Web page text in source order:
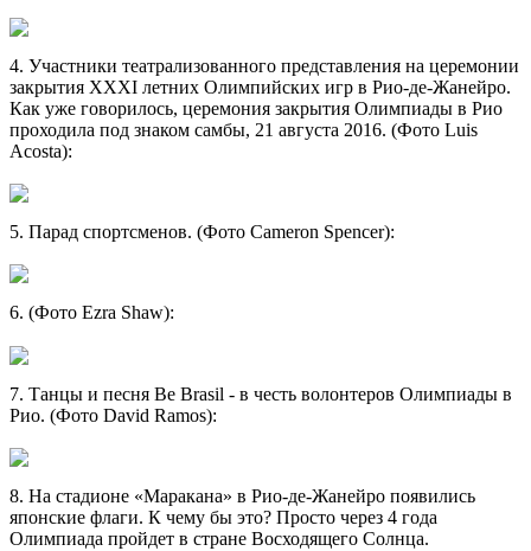
4. Участники театрализованного представления на церемонии
закрытия XXXI летних Олимпийских игр в Рио-де-Жанейро.
Как уже говорилось, церемония закрытия Олимпиады в Рио
проходила под знаком самбы, 21 августа 2016. (Фото Luis
Acosta):
5. Парад спортсменов. (Фото Cameron Spencer):
6. (Фото Ezra Shaw):
7. Танцы и песня Be Brasil - в честь волонтеров Олимпиады в
Рио. (Фото David Ramos):
8. На стадионе «Маракана» в Рио-де-Жанейро появились
японские флаги. К чему бы это? Просто через 4 года
Олимпиада пройдет в стране Восходящего Солнца.